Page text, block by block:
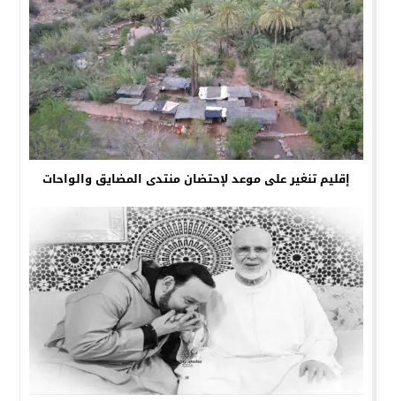
إقليم تنغير على موعد لإحتضان منتدى المضايق والواحات